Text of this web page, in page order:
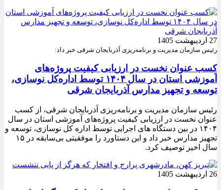
27 اردیبهشت 1405
رئیس سازمان مدیریت و برنامه‌ریزی آذربایجان شرقی خبر داد:
کسب عنوان نخست در ارزیابی کیفیت پروژه‌های
آموزشی استان در سال ۱۴۰۴ توسط اداره‌کل نوسازی،
توسعه و تجهیز مدارس آذربایجان شرقی
رئیس سازمان مدیریت و برنامه‌ریزی آذربایجان شرقی، از کسب
عنوان نخست در ارزیابی کیفیت پروژه‌های آموزشی استان در سال
۱۴۰۴ در بین دستگاه های اجرایی توسط اداره کل نوسازی، توسعه و
تجهیز مدارس خبر داد و این دستاورد را موفقیتی بی‌سابقه در ۱۵
سال اخیر توصیف کرد.
26 اردیبهشت 1405